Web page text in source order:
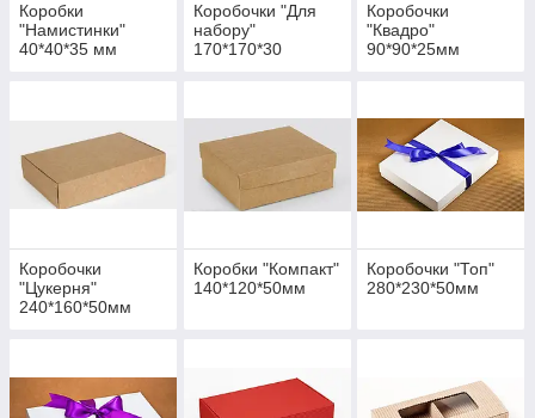
Коробки
"Намистинки"
40*40*35 мм
Коробочки "Для
набору"
170*170*30
Коробочки
"Квадро"
90*90*25мм
Коробочки
"Цукерня"
240*160*50мм
Коробки "Компакт"
140*120*50мм
Коробочки "Топ"
280*230*50мм